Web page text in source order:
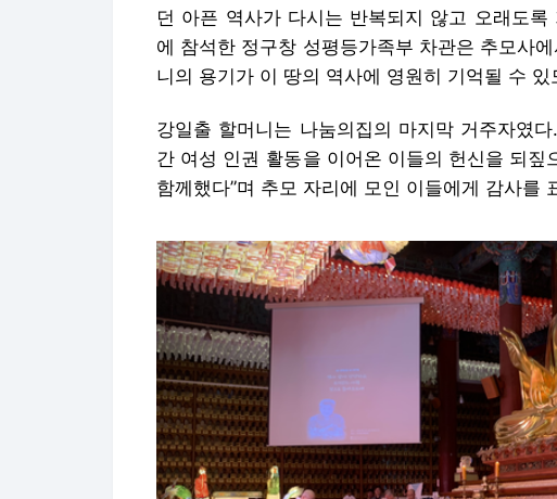
던 아픈 역사가 다시는 반복되지 않고 오래도
에 참석한 정구창 성평등가족부 차관은 추모사
니의 용기가 이 땅의 역사에 영원히 기억될 수
강일출 할머니는 나눔의집의 마지막 거주자였
간 여성 인권 활동을 이어온 이들의 헌신을 되짚
함께했다”며 추모 자리에 모인 이들에게 감사를